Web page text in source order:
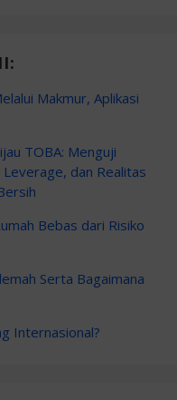
Makmur, Aplikasi
TOBA: Menguji
dan Realitas
Bebas dari Risiko
Serta Bagaimana
Internasional?